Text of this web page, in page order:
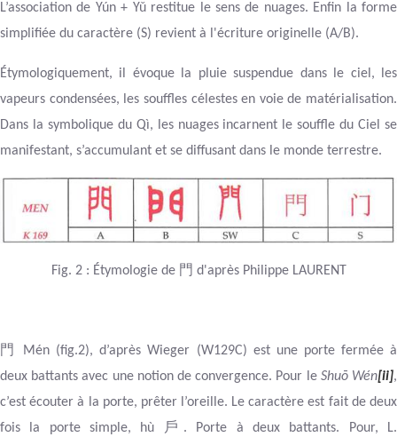
L’association de Yún + Yǔ restitue le sens de nuages. Enfin la forme
simplifiée du caractère (S) revient à l'écriture originelle (A/B).
Étymologiquement, il évoque la pluie suspendue dans le ciel, les
vapeurs condensées, les souffles célestes en voie de matérialisation.
Dans la symbolique du Qì, les nuages incarnent le souffle du Ciel se
manifestant, s’accumulant et se diffusant dans le monde terrestre.
Fig. 2: Étymologie de 門 d'après Philippe LAURENT
門
Mén (fig.2), d’après Wieger (W129C) est une porte fermée à
deux battants avec une notion de convergence. Pour le Shuō Wén[ii],
c’est écouter à la porte, prêter l’oreille. Le caractère est fait de deux
fois la porte simple, hù 戶 . Porte à deux battants. Pour, L.